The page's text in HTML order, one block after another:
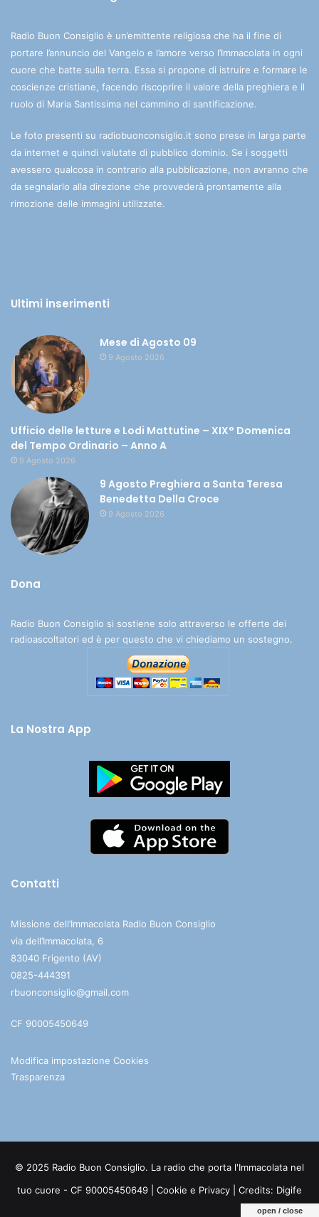
Radio Buon Consiglio è un’emittente religiosa che ha il fine di
portare l’annuncio del Vangelo e l’amore verso l’Immacolata in ogni
cuore che batte sulla terra. Essa si propone di istruire e formare le
coscienze cristiane, facendo riscoprire il valore della preghiera e il
ruolo di Maria Santissima nel cammino di santificazione.
Le foto presenti su radiobuonconsiglio.it sono prese in larga parte
da internet e quindi valutate di pubblico dominio. Se i soggetti
avessero qualcosa in contrario alla pubblicazione, non avranno che
da segnalarlo alla direzione che provvederà prontamente alla
rimozione delle immagini utilizzate.
Ultimi inserimenti
Mese di Agosto 09
9 Agosto 2026
Ufficio delle letture e Lodi Mattutine – XIX° Domenica
del Tempo Ordinario – Anno A
9 Agosto 2026
9 Agosto Preghiera a Santa Teresa
Benedetta Della Croce
9 Agosto 2026
Dona
Radio Buon Consiglio si sostiene solo attraverso le offerte dei
radioascoltatori ed è per questo che vi chiediamo un sostegno.
La Nostra App
Contatti
Missione dell’Immacolata Radio Buon Consiglio
via dell’Immacolata, 6
83040 Frigento (AV)
0825-444391
rbuonconsiglio@gmail.com
CF 90005450649
Modifica impostazione Cookies
Trasparenza
© 2025 Radio Buon Consiglio. La radio che porta l'Immacolata nel
tuo cuore - CF 90005450649 | Cookie e Privacy | Credits: Digife
open / close